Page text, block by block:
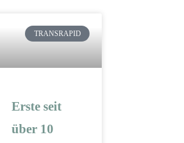
TRANSRAPID
Erste seit
über 10